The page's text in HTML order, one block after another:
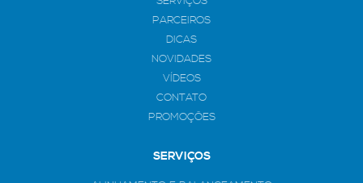
PARCEIROS
DICAS
NOVIDADES
VÍDEOS
CONTATO
PROMOÇÕES
SERVIÇOS